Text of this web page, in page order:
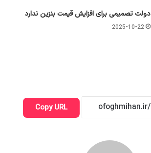
دولت تصمیمی برای افزایش قیمت بنزین ندارد
2025-10-22
Copy URL